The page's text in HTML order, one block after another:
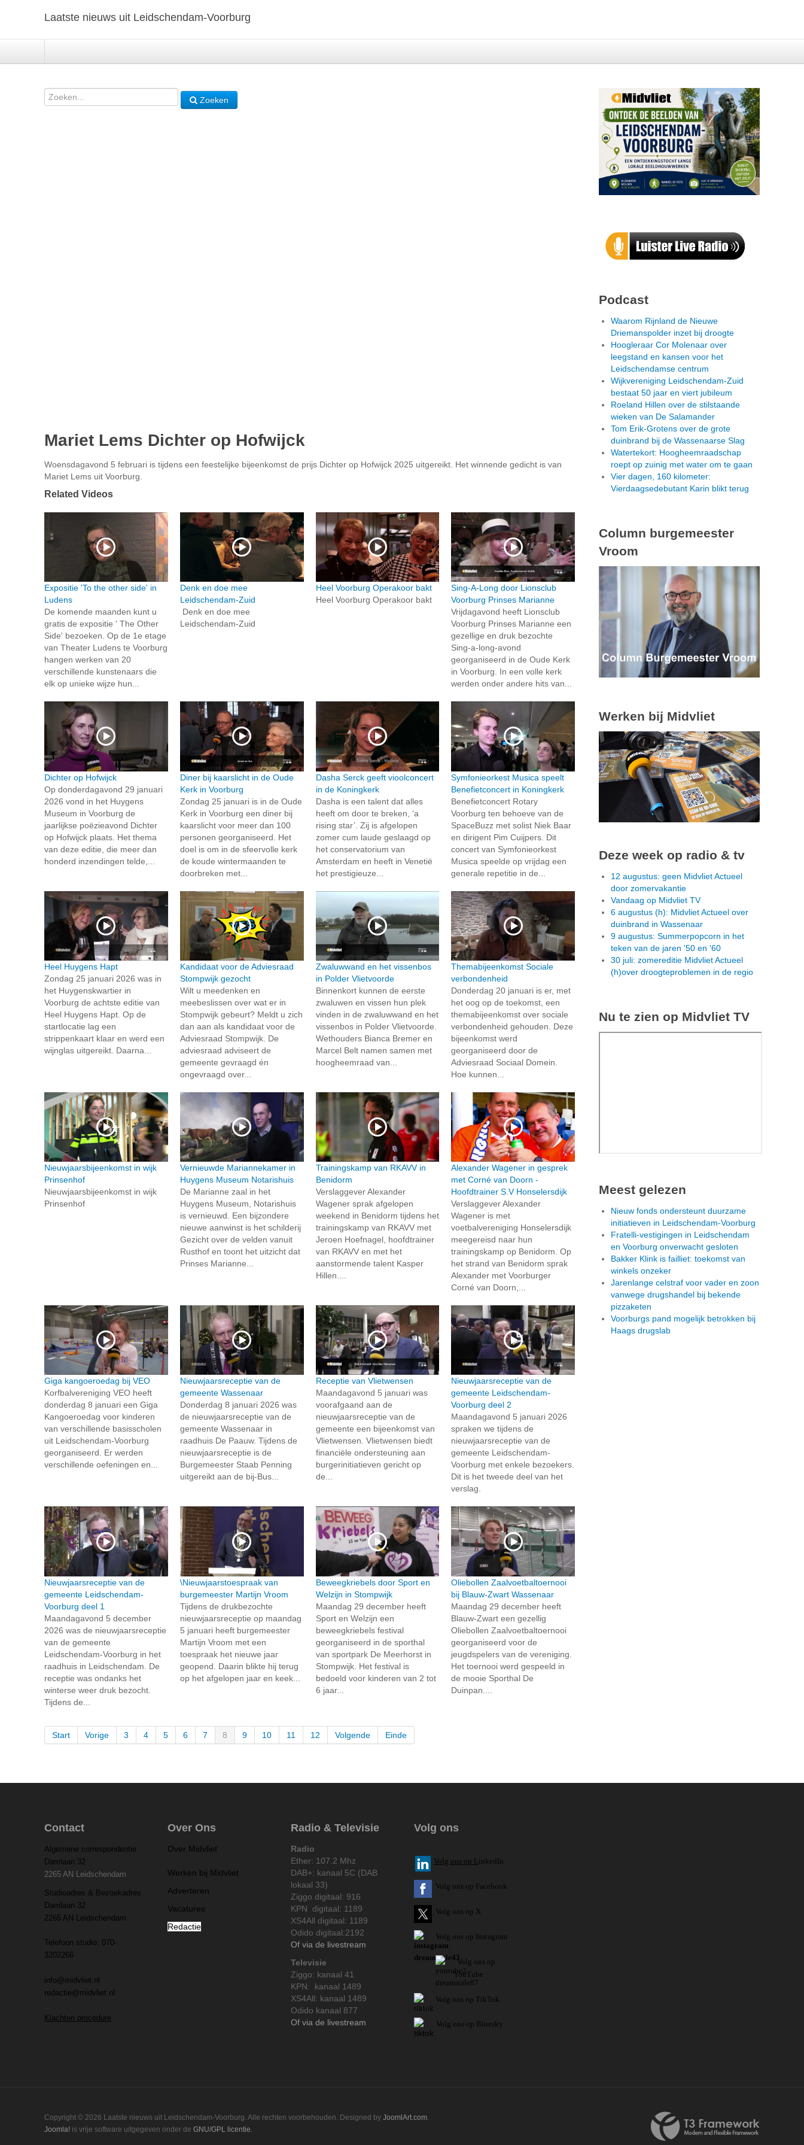
Laatste nieuws uit Leidschendam-Voorburg
Zoeken
Mariet Lems Dichter op Hofwijck
Woensdagavond 5 februari is tijdens een feestelijke bijeenkomst de prijs Dichter op Hofwijck 2025 uitgereikt. Het winnende gedicht is van
Mariet Lems uit Voorburg.
Related Videos
Expositie 'To the other side' in
Ludens
De komende maanden kunt u
gratis de expositie ' The Other
Side' bezoeken. Op de 1e etage
van Theater Ludens te Voorburg
hangen werken van 20
verschillende kunstenaars die
elk op unieke wijze hun...
Denk en doe mee
Leidschendam-Zuid
Denk en doe mee
Leidschendam-Zuid
Heel Voorburg Operakoor bakt
Heel Voorburg Operakoor bakt
Sing-A-Long door Lionsclub
Voorburg Prinses Marianne
Vrijdagavond heeft Lionsclub
Voorburg Prinses Marianne een
gezellige en druk bezochte
Sing-a-long-avond
georganiseerd in de Oude Kerk
in Voorburg. In een volle kerk
werden onder andere hits van...
Dichter op Hofwijck
Op donderdagavond 29 januari
2026 vond in het Huygens
Museum in Voorburg de
jaarlijkse poëzieavond Dichter
op Hofwijck plaats. Het thema
van deze editie, die meer dan
honderd inzendingen telde,...
Diner bij kaarslicht in de Oude
Kerk in Voorburg
Zondag 25 januari is in de Oude
Kerk in Voorburg een diner bij
kaarslicht voor meer dan 100
personen georganiseerd. Het
doel is om in de sfeervolle kerk
de koude wintermaanden te
doorbreken met...
Dasha Serck geeft vioolconcert
in de Koningkerk
Dasha is een talent dat alles
heeft om door te breken, ‘a
rising star’. Zij is afgelopen
zomer cum laude geslaagd op
het conservatorium van
Amsterdam en heeft in Venetië
het prestigieuze...
Symfonieorkest Musica speelt
Benefietconcert in Koningkerk
Benefietconcert Rotary
Voorburg ten behoeve van de
SpaceBuzz met solist Niek Baar
en dirigent Pim Cuijpers. Dit
concert van Symfonieorkest
Musica speelde op vrijdag een
generale repetitie in de...
Heel Huygens Hapt
Zondag 25 januari 2026 was in
het Huygenskwartier in
Voorburg de achtste editie van
Heel Huygens Hapt. Op de
startlocatie lag een
strippenkaart klaar en werd een
wijnglas uitgereikt. Daarna...
Kandidaat voor de Adviesraad
Stompwijk gezocht
Wilt u meedenken en
meebeslissen over wat er in
Stompwijk gebeurt? Meldt u zich
dan aan als kandidaat voor de
Adviesraad Stompwijk. De
adviesraad adviseert de
gemeente gevraagd én
ongevraagd over...
Zwaluwwand en het vissenbos
in Polder Vlietvoorde
Binnenkort kunnen de eerste
zwaluwen en vissen hun plek
vinden in de zwaluwwand en het
vissenbos in Polder Vlietvoorde.
Wethouders Bianca Bremer en
Marcel Belt namen samen met
hoogheemraad van...
Themabijeenkomst Sociale
verbondenheid
Donderdag 20 januari is er, met
het oog op de toekomst, een
themabijeenkomst over sociale
verbondenheid gehouden. Deze
bijeenkomst werd
georganiseerd door de
Adviesraad Sociaal Domein.
Hoe kunnen...
Nieuwjaarsbijeenkomst in wijk
Prinsenhof
Nieuwjaarsbijeenkomst in wijk
Prinsenhof
Vernieuwde Mariannekamer in
Huygens Museum Notarishuis
De Marianne zaal in het
Huygens Museum, Notarishuis
is vernieuwd. Een bijzondere
nieuwe aanwinst is het schilderij
Gezicht over de velden vanuit
Rusthof en toont het uitzicht dat
Prinses Marianne...
Trainingskamp van RKAVV in
Benidorm
Verslaggever Alexander
Wagener sprak afgelopen
weekend in Benidorm tijdens het
trainingskamp van RKAVV met
Jeroen Hoefnagel, hoofdtrainer
van RKAVV en met het
aanstormende talent Kasper
Hillen....
Alexander Wagener in gesprek
met Corné van Doorn -
Hoofdtrainer S.V Honselersdijk
Verslaggever Alexander
Wagener is met
voetbalvereniging Honselersdijk
meegereisd naar hun
trainingskamp op Benidorm. Op
het strand van Benidorm sprak
Alexander met Voorburger
Corné van Doorn,...
Giga kangoeroedag bij VEO
Korfbalvereniging VEO heeft
donderdag 8 januari een Giga
Kangoeroedag voor kinderen
van verschillende basisscholen
uit Leidschendam-Voorburg
georganiseerd. Er werden
verschillende oefeningen en...
Nieuwjaarsreceptie van de
gemeente Wassenaar
Donderdag 8 januari 2026 was
de nieuwjaarsreceptie van de
gemeente Wassenaar in
raadhuis De Paauw. Tijdens de
nieuwjaarsreceptie is de
Burgemeester Staab Penning
uitgereikt aan de bij-Bus...
Receptie van Vlietwensen
Maandagavond 5 januari was
voorafgaand aan de
nieuwjaarsreceptie van de
gemeente een bijeenkomst van
Vlietwensen. Vlietwensen biedt
financiële ondersteuning aan
burgerinitiatieven gericht op
de...
Nieuwjaarsreceptie van de
gemeente Leidschendam-
Voorburg deel 2
Maandagavond 5 januari 2026
spraken we tijdens de
nieuwjaarsreceptie van de
gemeente Leidschendam-
Voorburg met enkele bezoekers.
Dit is het tweede deel van het
verslag.
Nieuwjaarsreceptie van de
gemeente Leidschendam-
Voorburg deel 1
Maandagavond 5 december
2026 was de nieuwjaarsreceptie
van de gemeente
Leidschendam-Voorburg in het
raadhuis in Leidschendam. De
receptie was ondanks het
winterse weer druk bezocht.
Tijdens de...
\Nieuwjaarstoespraak van
burgemeester Martijn Vroom
Tijdens de drukbezochte
nieuwjaarsreceptie op maandag
5 januari heeft burgemeester
Martijn Vroom met een
toespraak het nieuwe jaar
geopend. Daarin blikte hij terug
op het afgelopen jaar en keek...
Beweegkriebels door Sport en
Welzijn in Stompwijk
Maandag 29 december heeft
Sport en Welzijn een
beweegkriebels festival
georganiseerd in de sporthal
van sportpark De Meerhorst in
Stompwijk. Het festival is
bedoeld voor kinderen van 2 tot
6 jaar...
Oliebollen Zaalvoetbaltoernooi
bij Blauw-Zwart Wassenaar
Maandag 29 december heeft
Blauw-Zwart een gezellig
Oliebollen Zaalvoetbaltoernooi
georganiseerd voor de
jeugdspelers van de vereniging.
Het toernooi werd gespeeld in
de mooie Sporthal De
Duinpan....
Start Vorige 3 4 5 6 7 8 9 10 11 12 Volgende Einde
Podcast
Waarom Rijnland de Nieuwe
Driemanspolder inzet bij droogte
Hoogleraar Cor Molenaar over
leegstand en kansen voor het
Leidschendamse centrum
Wijkvereniging Leidschendam-Zuid
bestaat 50 jaar en viert jubileum
Roeland Hillen over de stilstaande
wieken van De Salamander
Tom Erik-Grotens over de grote
duinbrand bij de Wassenaarse Slag
Watertekort: Hoogheemraadschap
roept op zuinig met water om te gaan
Vier dagen, 160 kilometer:
Vierdaagsedebutant Karin blikt terug
Column burgemeester
Vroom
Werken bij Midvliet
Deze week op radio & tv
12 augustus: geen Midvliet Actueel
door zomervakantie
Vandaag op Midvliet TV
6 augustus (h): Midvliet Actueel over
duinbrand in Wassenaar
9 augustus: Summerpopcorn in het
teken van de jaren '50 en '60
30 juli: zomereditie Midvliet Actueel
(h)over droogteproblemen in de regio
Nu te zien op Midvliet TV
Meest gelezen
Nieuw fonds ondersteunt duurzame
initiatieven in Leidschendam-Voorburg
Fratelli-vestigingen in Leidschendam
en Voorburg onverwacht gesloten
Bakker Klink is failliet: toekomst van
winkels onzeker
Jarenlange celstraf voor vader en zoon
vanwege drugshandel bij bekende
pizzaketen
Voorburgs pand mogelijk betrokken bij
Haags drugslab
Contact
Algemene correspondentie
Damlaan 32
2265 AN Leidschendam
Studioadres & Bezoekadres
Damlaan 32
2265 AN Leidschendam
Telefoon studio: 070-
3202266
info@midvliet.nl
redactie@midvliet.nl
Klachten procedure
Over Ons
Over Midvliet
Werken bij Midvliet
Adverteren
Vacatures
Redactie
Radio & Televisie
Radio
Ether: 107.2 Mhz
DAB+: kanaal 5C (DAB
lokaal 33)
Ziggo digitaal: 916
KPN digitaal: 1189
XS4All digitaal: 1189
Odido digitaal:2192
Of via de livestream
Televisie
Ziggo: kanaal 41
KPN: kanaal 1489
XS4All: kanaal 1489
Odido kanaal 877
Of via de livestream
Volg ons
Volg ons op L inkedIn
Volg ons op Facebook
Volg ons op X
Volg ons op Instagram
Volg ons op
YouTube
Volg ons op TikTok
Volg ons op Bluesky
Copyright © 2026 Laatste nieuws uit Leidschendam-Voorburg. Alle rechten voorbehouden. Designed by JoomlArt.com
Joomla! is vrije software uitgegeven onder de GNU/GPL licentie.